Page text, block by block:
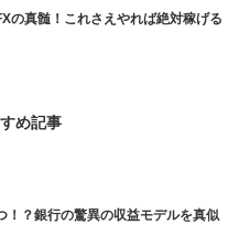
の真髄！これさえやれば絶対稼げる
め記事
！？銀行の驚異の収益モデルを真似